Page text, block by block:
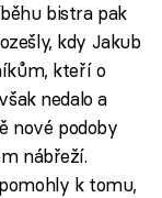
bistra pak
kdy Jakub
kteří o
nedalo a
nové podoby
nábřeží.
k tomu,